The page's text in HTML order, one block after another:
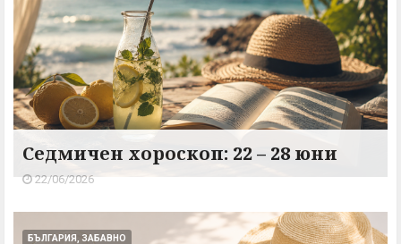
Седмичен хороскоп: 22 – 28 юни
22/06/2026
БЪЛГАРИЯ, ЗАБАВНО